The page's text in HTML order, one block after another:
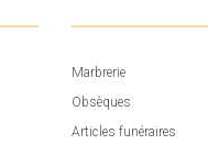
Marbrerie
Obsèques
Articles funéraires